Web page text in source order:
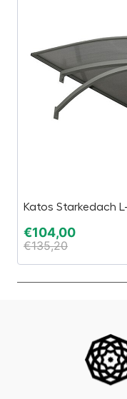
Katos Starkedach
€104,00
€135,20